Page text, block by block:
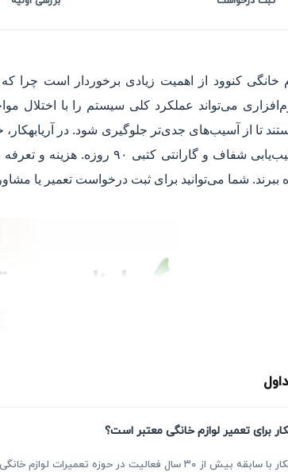
خانگی کنوود از اهمیت زیادی برخوردار است چرا
می‌تواند عملکرد کلی سیستم را با اختلال
تا از آسیب‌های جدی‌تر جلوگیری شود. در
به همراه عیب‌یابی شفاف و
ببرند. شما می‌توانید برای ثبت درخواست تعمیر یا
برای تعمیر لوازم خانگی معتبر است؟
بله. آریابهکار با سابقه بیش از ۳۰ سال فعالیت